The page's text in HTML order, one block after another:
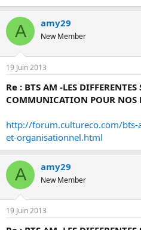
A amy29
New Member
19 Juin 2013
Re : BTS AM -LES DIFFERENTES
COMMUNICATION POUR NOS
http://forum.cultureco.com/bts-
et-organisationnel.html
A amy29
New Member
19 Juin 2013